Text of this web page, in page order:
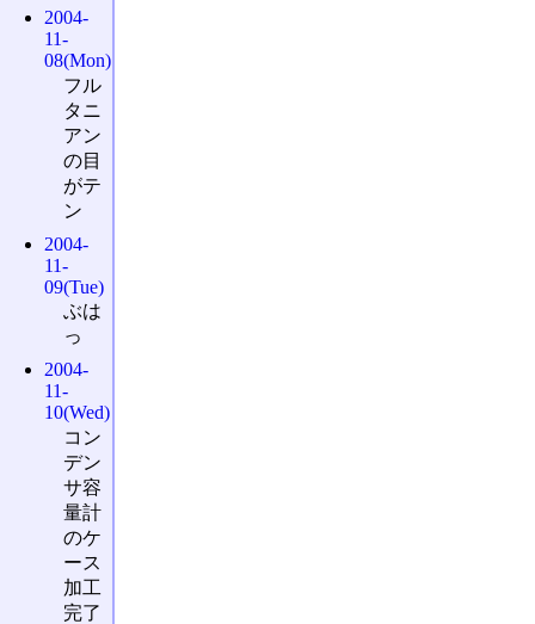
2004-
11-
08(Mon)
フル
タニ
アン
の目
がテ
ン
2004-
11-
09(Tue)
ぶは
っ
2004-
11-
10(Wed)
コン
デン
サ容
量計
のケ
ース
加工
完了